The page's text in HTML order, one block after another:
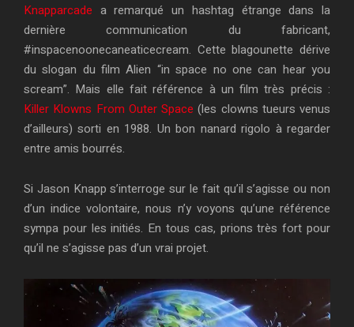
Knapparcade a remarqué un hashtag étrange dans la
dernière communication du fabricant,
#inspacenoonecaneaticecream. Cette blagounette dérive
du slogan du film Alien “in space no one can hear you
scream”. Mais elle fait référence à un film très précis :
Killer Klowns From Outer Space (les clowns tueurs venus
d’ailleurs) sorti en 1988. Un bon nanard rigolo à regarder
entre amis bourrés.
Si Jason Knapp s’interroge sur le fait qu’il s’agisse ou non
d’un indice volontaire, nous n’y voyons qu’une référence
sympa pour les initiés. En tous cas, prions très fort pour
qu’il ne s’agisse pas d’un vrai projet.